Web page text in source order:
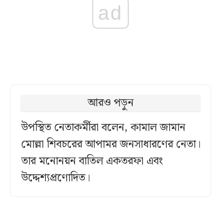
ad
আরও পড়ুন
উপস্থিত নেতাকর্মীরা বলেন, কামাল জামান
মোল্লা শিবচরের আপামর জনসাধারণের নেতা।
তার মনোনয়ন বাতিল একতরফা এবং
উদ্দেশ্যপ্রণোদিত।